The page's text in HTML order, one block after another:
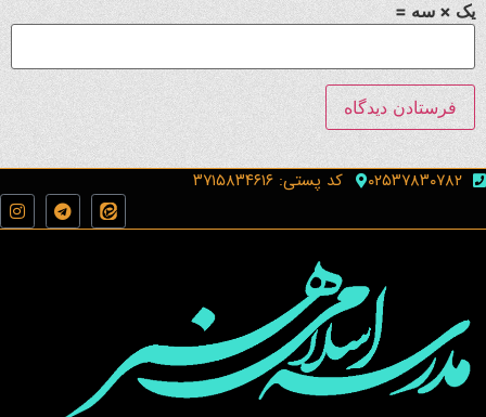
یک × سه =
۰۲۵۳۷۸۳۰۷۸۲ کد پستی: ۳۷۱۵۸۳۴۶۱۶